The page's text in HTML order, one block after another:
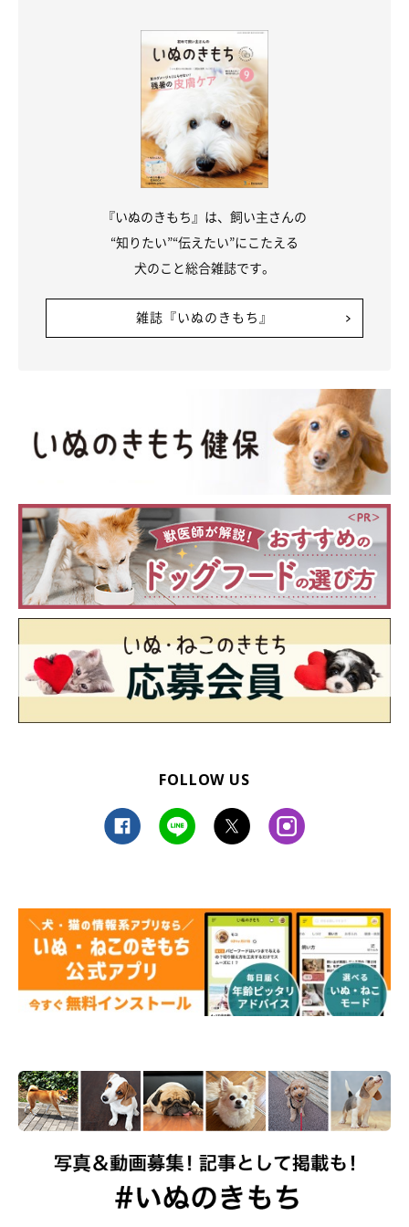
おねだり顔もかわいい
いぬのきもち投稿写真ギャラリー
笑顔で何かを見つめているのはフレンチ・ブルドッグのぽん太く
とか。
キラキラスマイル
いぬのきもち投稿写真ギャラリー
お外で“笑顔”を見せてくれたのは、ウェルシュ・コーギー・ペン
『いぬのきもち』は、飼い主さんの
“知りたい”“伝えたい”にこたえる
犬のこと総合雑誌です。
雑誌『いぬのきもち』
FOLLOW US